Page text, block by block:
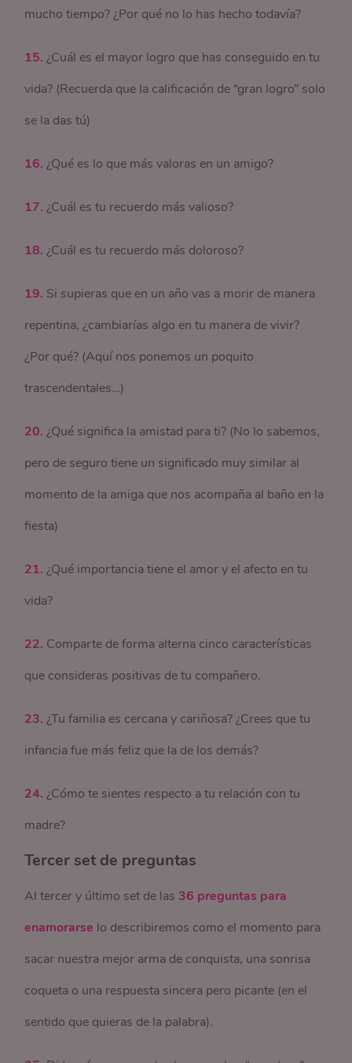
mucho tiempo? ¿Por qué no lo has hecho todavía?
15. ¿Cuál es el mayor logro que has conseguido en tu
vida? (Recuerda que la calificación de “gran logro” solo
se la das tú)
16. ¿Qué es lo que más valoras en un amigo?
17.¿Cuál es tu recuerdo más valioso?
18. ¿Cuál es tu recuerdo más doloroso?
19. Si supieras que en un año vas a morir de manera
repentina, ¿cambiarías algo en tu manera de vivir?
¿Por qué? (Aquí nos ponemos un poquito
trascendentales…)
20.¿Qué significa la amistad para ti? (No lo sabemos,
pero de seguro tiene un significado muy similar al
momento de la amiga que nos acompaña al baño en la
fiesta)
21.¿Qué importancia tiene el amor y el afecto en tu
vida?
22. Comparte de forma alterna cinco características
que consideras positivas de tu compañero.
23. ¿Tu familia es cercana y cariñosa? ¿Crees que tu
infancia fue más feliz que la de los demás?
24.¿Cómo te sientes respecto a tu relación con tu
madre?
Tercer set de preguntas
Al tercer y último set de las 36 preguntas para
enamorarse lo describiremos como el momento para
sacar nuestra mejor arma de conquista, una sonrisa
coqueta o una respuesta sincera pero picante (en el
sentido que quieras de la palabra).